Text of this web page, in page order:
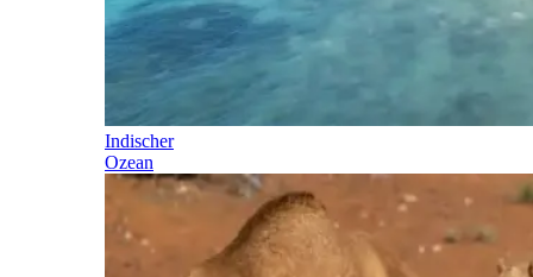
Indischer
Ozean